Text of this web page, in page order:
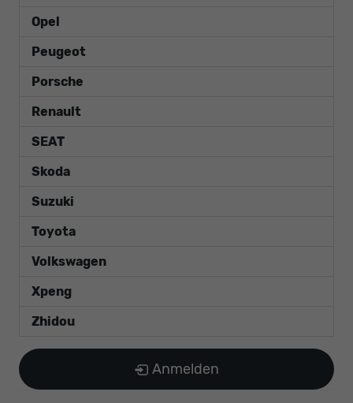
Opel
Peugeot
Porsche
Renault
SEAT
Skoda
Suzuki
Toyota
Volkswagen
Xpeng
Zhidou
Anmelden